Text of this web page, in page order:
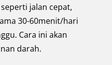
jalan cepat,
30-60menit/hari
Cara ini akan
darah.